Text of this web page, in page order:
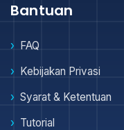
Bantuan
FAQ
Kebijakan Privasi
Syarat & Ketentuan
Tutorial